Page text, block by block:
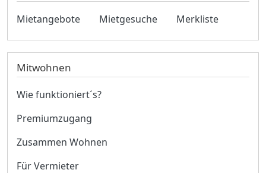
Mietangebote Mietgesuche Merkliste
Mitwohnen
Wie funktioniert´s?
Premiumzugang
Zusammen Wohnen
Für Vermieter